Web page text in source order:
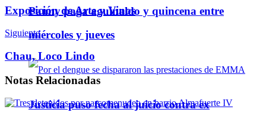
Pauny paga aguinaldo y quincena entre
miércoles y jueves
Justicia puso fecha al juicio contra ex
Exposición de Arte y Vinos
Siguiente
Chau, Loco Lindo
Notas Relacionadas